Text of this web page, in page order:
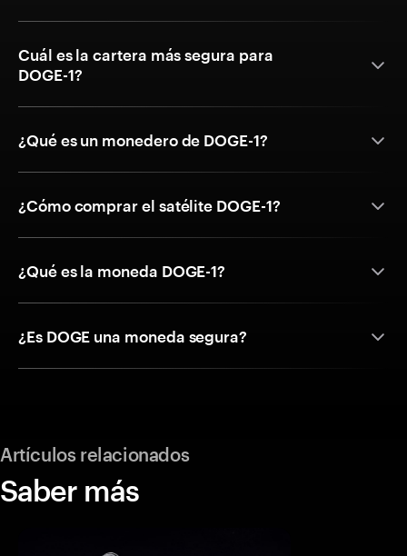
Cuál es la cartera más segura para
DOGE-1?
¿Qué es un monedero de DOGE-1?
¿Cómo comprar el satélite DOGE-1?
¿Qué es la moneda DOGE-1?
¿Es DOGE una moneda segura?
Artículos relacionados
Saber más